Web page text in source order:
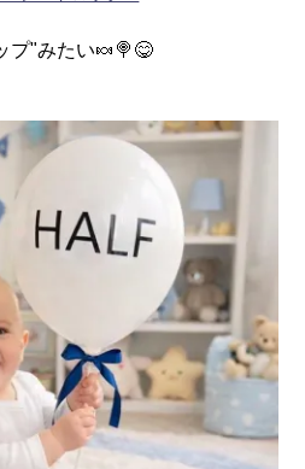
プ"みたい🍬🍭😋